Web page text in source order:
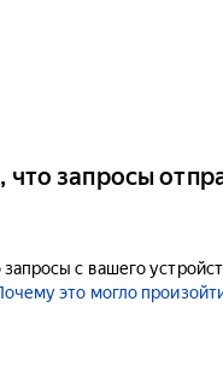
что запросы
с вашего
это могло